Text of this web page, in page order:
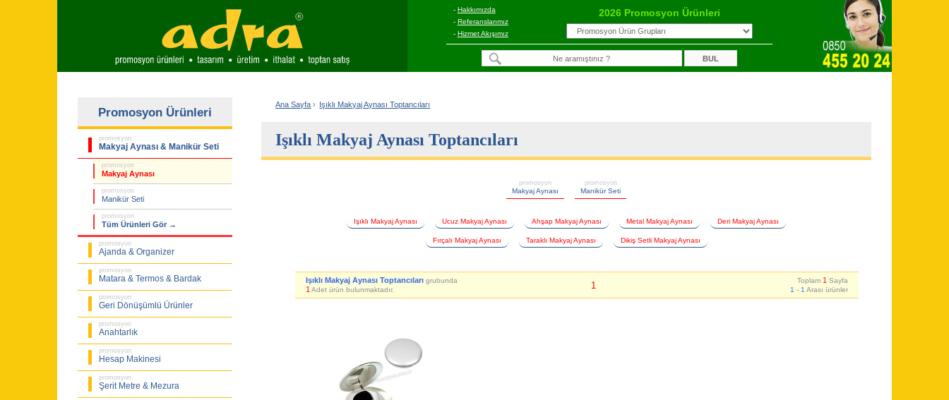
- Hakkımızda
- Referanslarımız
- Hizmet Akışımız
2026 Promosyon Ürünleri
Promosyon Ürünleri
promosyon
Makyaj Aynası & Manikür Seti
promosyon
Makyaj Aynası
promosyon
Manikür Seti
promosyon
Tüm Ürünleri Gör →
promosyon
Ajanda & Organizer
promosyon
Matara & Termos & Bardak
promosyon
Geri Dönüşümlü Ürünler
promosyon
Anahtarlık
promosyon
Hesap Makinesi
promosyon
Şerit Metre & Mezura
Ana Sayfa › Işıklı Makyaj Aynası Toptancıları
Işıklı Makyaj Aynası Toptancıları
promosyon
Makyaj Aynası
promosyon
Manikür Seti
Işıklı Makyaj Aynası Ucuz Makyaj Aynası Ahşap Makyaj Aynası Metal Makyaj Aynası Deri Makyaj Aynası
Fırçalı Makyaj Aynası Taraklı Makyaj Aynası Dikiş Setli Makyaj Aynası
Işıklı Makyaj Aynası Toptancılarıgrubunda
1 Adet ürün bulunmaktadır. 1 Toplam 1 Sayfa
1 - 1 Arası ürünler